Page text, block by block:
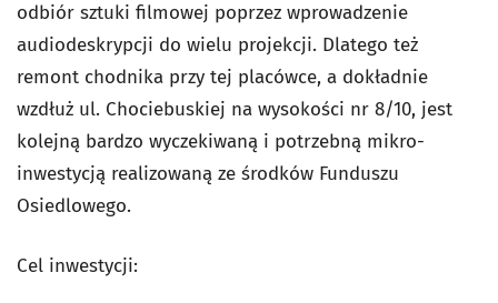
odbiór sztuki filmowej poprzez wprowadzenie
audiodeskrypcji do wielu projekcji. Dlatego też
remont chodnika przy tej placówce, a dokładnie
wzdłuż ul. Chociebuskiej na wysokości nr 8/10, jest
kolejną bardzo wyczekiwaną i potrzebną mikro-
inwestycją realizowaną ze środków Funduszu
Osiedlowego.
Cel inwestycji: